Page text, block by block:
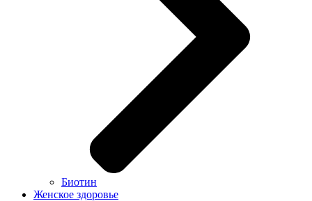
Биотин
Женское здоровье